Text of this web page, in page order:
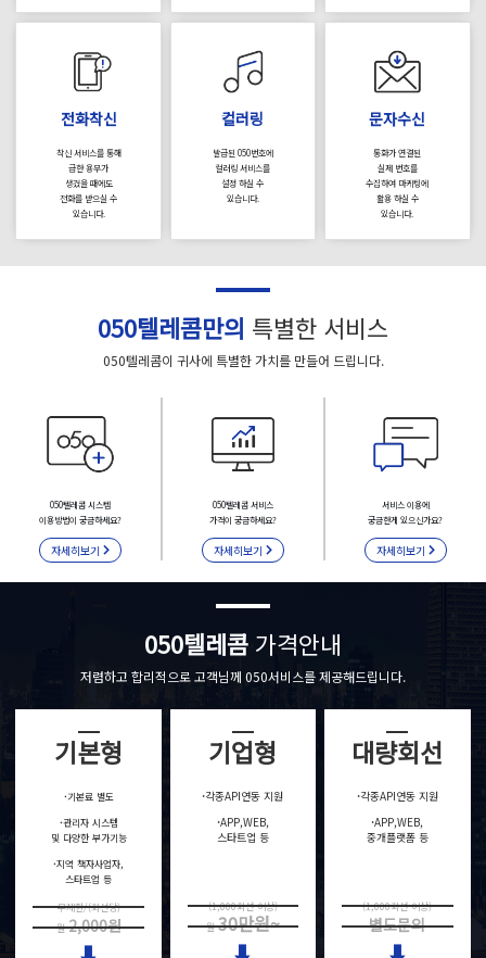
전화착신
착신 서비스를 통해
급한 용무가
생겼을 때에도
전화를 받으실 수
있습니다.
컬러링
발급된 050번호에
컬러링 서비스를
설정 하실 수
있습니다.
문자수신
통화가 연결된
실제 번호를
수집하여 마케팅에
활용 하실 수
있습니다.
050텔레콤만의 특별한 서비스
050텔레콤이 귀사에 특별한 가치를 만들어 드립니다.
050텔레콤 시스템
이용방법이 궁금하세요?
자세히보기
050텔레콤 서비스
가격이 궁금하세요?
자세히보기
서비스 이용에
궁금한게 있으신가요?
자세히보기
050텔레콤 가격안내
저렴하고 합리적으로 고객님께 050서비스를 제공해드립니다.
기본형
·기본료 별도
·관리자 시스템
및 다양한 부가기능
·지역 책자사업자,
스타트업 등
무제한/(회선당)
월2,000원
기업형
·각종API연동 지원
·APP,WEB,
스타트업 등
(1,000회선 이상)
월30만원~
대량회선
·각종API연동 지원
·APP,WEB,
중개플랫폼 등
(1,000회선 이상)
별도문의